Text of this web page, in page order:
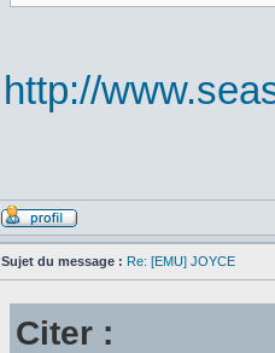
http://
Sujet du message : Re: [EMU] JOYCE
Citer :